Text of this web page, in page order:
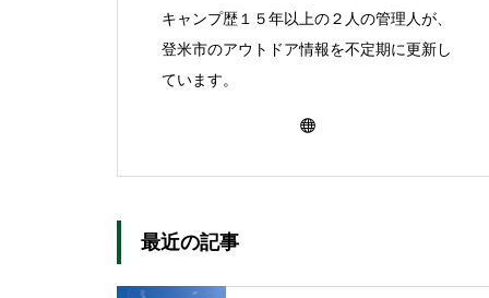
キャンプ歴１５年以上の２人の管理人が、
登米市のアウトドア情報を不定期に更新し
ています。
最近の記事